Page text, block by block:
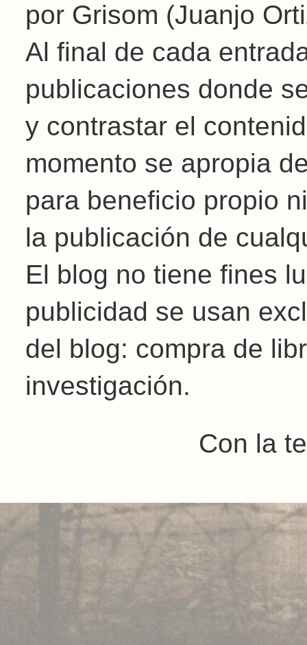
por Grisom (Juanjo
Al final de cada
publicaciones donde
y contrastar el
momento se apropia
para beneficio propio
la publicación de
El blog no tiene fines
publicidad se usan
del blog: compra de
investigación.
Con la